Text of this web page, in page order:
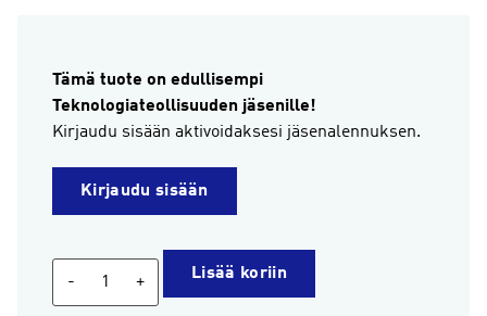
Tämä tuote on edullisempi
Teknologiateollisuuden jäsenille!
Kirjaudu sisään aktivoidaksesi jäsenalennuksen.
Kirjaudu sisään
- + Lisää koriin